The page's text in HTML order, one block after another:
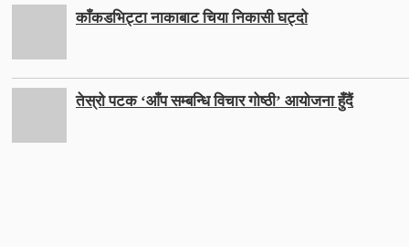
काँकडभिट्टा नाकाबाट चिया निकासी घट्दो
तेस्रो पटक ‘आँप सम्बन्धि विचार गोष्ठी’ आयोजना हुँदैं